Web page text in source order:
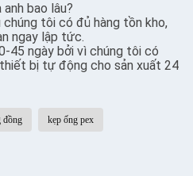
bao lâu?
tôi có đủ hàng tồn kho,
ngay lập tức.
45 ngày bởi vì chúng tôi có
bị tự động cho sản xuất 24
đồng kẹp ống pex